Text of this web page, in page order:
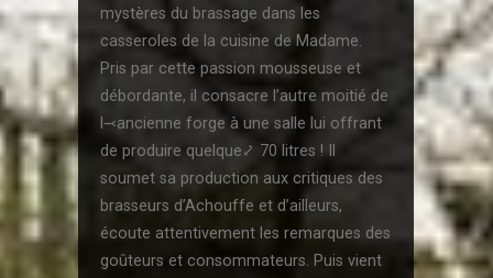
mystères du brassage dans les
casseroles de la cuisine de Madame.
Pris par cette passion mousseuse et
débordante, il consacre l’autre moitié de
l⤙ancienne forge à une salle lui offrant
de produire quelque⤦ 70 litres ! Il
soumet sa production aux critiques des
brasseurs d’Achouffe et d’ailleurs,
écoute attentivement les remarques des
goûteurs et consommateurs. Puis vient